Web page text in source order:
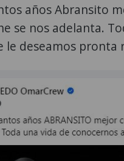
años Abransito
se nos adelanta.
le deseamos pronta